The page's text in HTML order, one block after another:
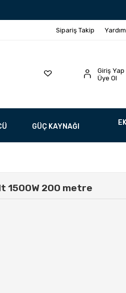
Sipariş Takip Yardım
Giriş Yap
Üye Ol
GÜÇ KAYNAĞI
1500W 200 metre